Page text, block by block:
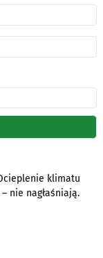
klimatu
nie nagłaśniają.